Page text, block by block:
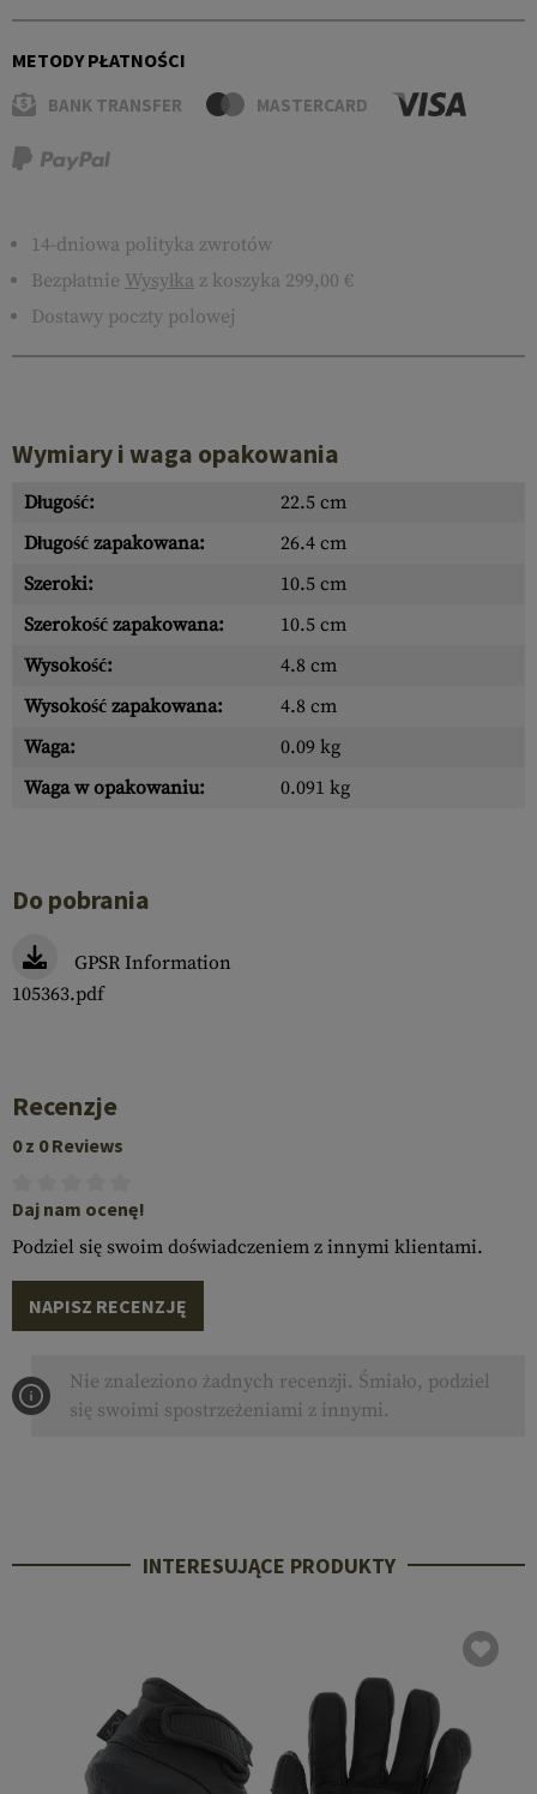
METODY PŁATNOŚCI
BANK TRANSFER MASTERCARD
14-dniowa polityka zwrotów
Bezpłatnie Wysyłka z koszyka 299,00 €
Dostawy poczty polowej
Wymiary i waga opakowania
Długość:
22.5 cm
Długość zapakowana:
26.4 cm
Szeroki:
10.5 cm
Szerokość zapakowana:
10.5 cm
Wysokość:
4.8 cm
Wysokość zapakowana:
4.8 cm
Waga:
0.09 kg
Waga w opakowaniu:
0.091 kg
Do pobrania
GPSR Information
105363.pdf
Recenzje
0 z 0 Reviews
Daj nam ocenę!
Podziel się swoim doświadczeniem z innymi klientami.
NAPISZ RECENZJĘ
Nie znaleziono żadnych recenzji. Śmiało, podziel
się swoimi spostrzeżeniami z innymi.
INTERESUJĄCE PRODUKTY